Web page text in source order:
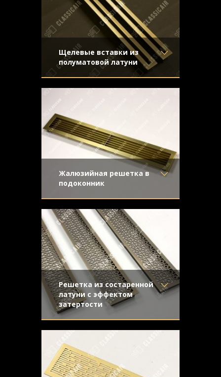
Щелевые вставки из
полуматовой латуни
Материал- Латунь
Отделка- Старение с
Узор
Конструкция
предназначенные для установки в
подоконник. Основа – состаренная
латунь,
Жалюзийная решетка в
подоконник
Материал- Латунь
Отделка- Старение с
направленной риской
Узор-
Конструкция- Жалюзи
жалюзи из латуни
Решетка из состаренной
латуни с эффектом
затертости
Материал- Латунь
Отделка- Старение с
Узор- Соединенные
квадраты
Конструкция- С отбортовкой